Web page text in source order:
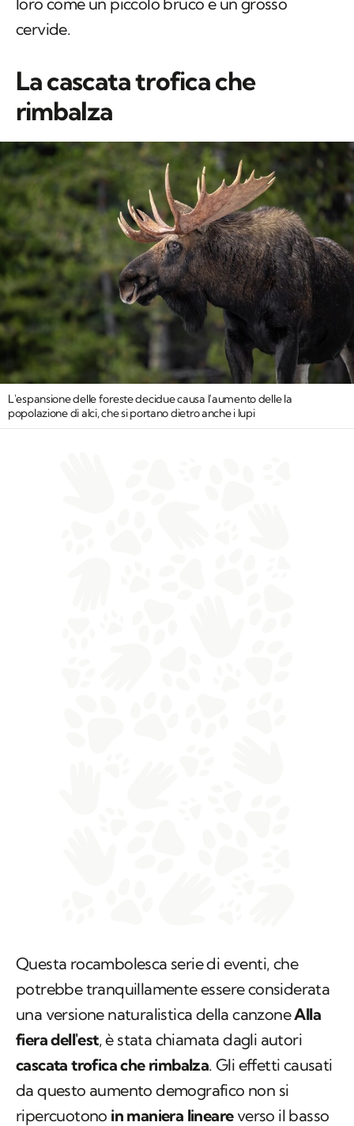
cervide.
La cascata trofica che
rimbalza
L'espansione delle foreste decidue causa l'aumento delle la
popolazione di alci, che si portano dietro anche i lupi
Questa rocambolesca serie di eventi, che
potrebbe tranquillamente essere considerata
una versione naturalistica della canzoneAlla
fiera dell'est, è stata chiamata dagli autori
cascata trofica che rimbalza. Gli effetti causati
da questo aumento demografico non si
ripercuotono in maniera lineareverso il basso